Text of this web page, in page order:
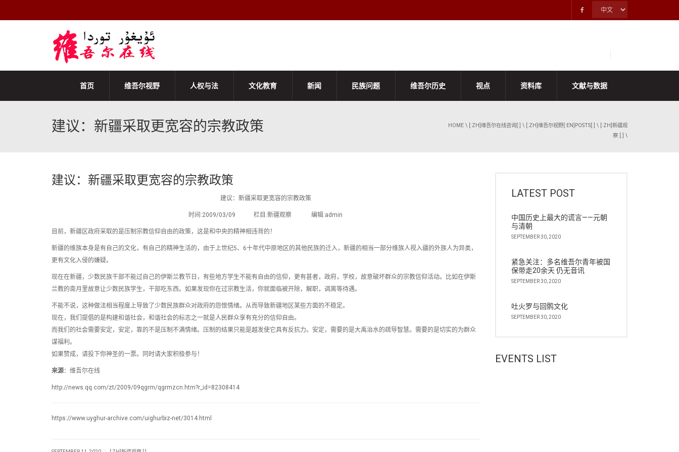
首页 维吾尔视野 人权与法 文化教育 新闻 民族问题 维吾尔历史 视点 资料库 文献与数据
建议：新疆采取更宽容的宗教政策 HOME \ [:ZH]维吾尔在线咨询[:] \ [:ZH]维吾尔视野[:EN]POSTS[:] \ [:ZH]新疆观
察 [:] \
建议：新疆采取更宽容的宗教政策
建议：新疆采取更宽容的宗教政策
时间:2009/03/09 栏目:新疆观察 编辑:admin
目前，新疆区政府采取的是压制宗教信仰自由的政策，这是和中央的精神相违背的！
新疆的维族本身是有自己的文化，有自己的精神生活的，由于上世纪5、6十年代中原地区的其他民族的迁入，新疆的相当一部分维族人视入疆的外族人为异类，
更有文化入侵的嫌疑。
现在在新疆，少数民族干部不能过自己的伊斯兰教节日，有些地方学生不能有自由的信仰，更有甚者，政府，学校，故意破坏群众的宗教信仰活动。比如在伊斯
兰教的斋月里故意让少数民族学生，干部吃东西。如果发现你在过宗教生活，你就面临被开除，解职，调离等待遇。
不能不说，这种做法相当程度上导致了少数民族群众对政府的怨恨情绪。从而导致新疆地区某些方面的不稳定。
现在，我们提倡的是构建和谐社会，和谐社会的标志之一就是人民群众享有充分的信仰自由。
而我们的社会需要安定，安定，靠的不是压制不满情绪。压制的结果只能是越发使它具有反抗力。安定，需要的是大禹治水的疏导智慧。需要的是切实的为群众
谋福利。
如果赞成，请投下你神圣的一票。同时请大家积极参与！
来源：维吾尔在线
http://news.qq.com/zt/2009/09qgrm/qgrmzcn.htm?r_id=82308414
https://www.uyghur-archive.com/uighurbiz-net/3014.html
LATEST POST
中国历史上最大的谎言——元朝
与清朝
SEPTEMBER 30, 2020
紧急关注：多名维吾尔青年被国
保带走20余天 仍无音讯
SEPTEMBER 30, 2020
吐火罗与回鹘文化
SEPTEMBER 30, 2020
EVENTS LIST